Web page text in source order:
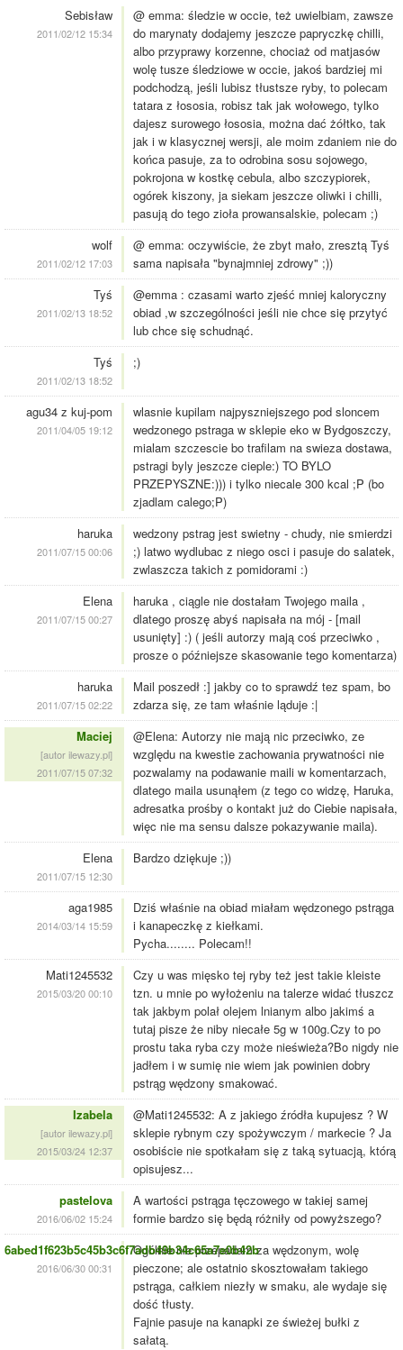
Sebisław
2011/02/12 15:34
@ emma: śledzie w occie, też uwielbiam, zawsze
do marynaty dodajemy jeszcze papryczkę chilli,
albo przyprawy korzenne, chociaż od matjasów
wolę tusze śledziowe w occie, jakoś bardziej mi
podchodzą, jeśli lubisz tłustsze ryby, to polecam
tatara z łososia, robisz tak jak wołowego, tylko
dajesz surowego łososia, można dać żółtko, tak
jak i w klasycznej wersji, ale moim zdaniem nie do
końca pasuje, za to odrobina sosu sojowego,
pokrojona w kostkę cebula, albo szczypiorek,
ogórek kiszony, ja siekam jeszcze oliwki i chilli,
pasują do tego zioła prowansalskie, polecam ;)
wolf
2011/02/12 17:03
@ emma: oczywiście, że zbyt mało, zresztą Tyś
sama napisała "bynajmniej zdrowy" ;))
Tyś
2011/02/13 18:52
@emma : czasami warto zjeść mniej kaloryczny
obiad ,w szczególności jeśli nie chce się przytyć
lub chce się schudnąć.
Tyś
2011/02/13 18:52
;)
agu34 z kuj-pom
2011/04/05 19:12
wlasnie kupilam najpyszniejszego pod sloncem
wedzonego pstraga w sklepie eko w Bydgoszczy,
mialam szczescie bo trafilam na swieza dostawa,
pstragi byly jeszcze cieple:) TO BYLO
PRZEPYSZNE:))) i tylko niecale 300 kcal ;P (bo
zjadlam calego;P)
haruka
2011/07/15 00:06
wedzony pstrag jest swietny - chudy, nie smierdzi
;) latwo wydlubac z niego osci i pasuje do salatek,
zwlaszcza takich z pomidorami :)
Elena
2011/07/15 00:27
haruka , ciągle nie dostałam Twojego maila ,
dlatego proszę abyś napisała na mój - [mail
usunięty] :) ( jeśli autorzy mają coś przeciwko ,
prosze o późniejsze skasowanie tego komentarza)
haruka
2011/07/15 02:22
Mail poszedł :] jakby co to sprawdź tez spam, bo
zdarza się, ze tam właśnie ląduje :|
Maciej
[autor ilewazy.pl]
2011/07/15 07:32
@Elena: Autorzy nie mają nic przeciwko, ze
względu na kwestie zachowania prywatności nie
pozwalamy na podawanie maili w komentarzach,
dlatego maila usunąłem (z tego co widzę, Haruka,
adresatka prośby o kontakt już do Ciebie napisała,
więc nie ma sensu dalsze pokazywanie maila).
Elena
2011/07/15 12:30
Bardzo dziękuje ;))
aga1985
2014/03/14 15:59
Dziś właśnie na obiad miałam wędzonego pstrąga
i kanapeczkę z kiełkami.
Pycha........ Polecam!!
Mati1245532
2015/03/20 00:10
Czy u was mięsko tej ryby też jest takie kleiste
tzn. u mnie po wyłożeniu na talerze widać tłuszcz
tak jakbym polał olejem lnianym albo jakimś a
tutaj pisze że niby niecałe 5g w 100g.Czy to po
prostu taka ryba czy może nieświeża?Bo nigdy nie
jadłem i w sumię nie wiem jak powinien dobry
pstrąg wędzony smakować.
Izabela
[autor ilewazy.pl]
2015/03/24 12:37
@Mati1245532: A z jakiego źródła kupujesz ? W
sklepie rybnym czy spożywczym / markecie ? Ja
osobiście nie spotkałam się z taką sytuacją, którą
opisujesz...
pastelova
2016/06/02 15:24
A wartości pstrąga tęczowego w takiej samej
formie bardzo się będą różniły od powyższego?
6abed1f623b5c45b3c6f7adb49b34c65a7e0b42b
2016/06/30 00:31
Ogólnie nie przepadam za wędzonym, wolę
pieczone; ale ostatnio skosztowałam takiego
pstrąga, całkiem niezły w smaku, ale wydaje się
dość tłusty.
Fajnie pasuje na kanapki ze świeżej bułki z
sałatą.